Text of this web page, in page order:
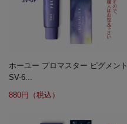
ホーユー プロマスター ピグメント
SV-6...
880円（税込）